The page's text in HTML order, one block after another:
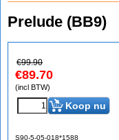
Prelude (BB9)
€99.90
€89.70
(incl BTW)
Koop nu
S90-5-05-018*1588